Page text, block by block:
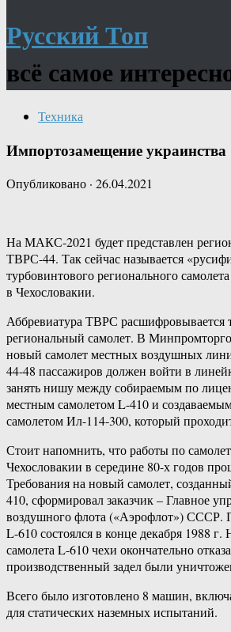
Русский Топ
всё самое
Техника
Импортозамещение украинства
Опубликовано · 26.04.2021
На МАКС-2021 будет представлен
ТВРС-44. Так сейчас называется
турбовинтового регионального
в Чехословакии.
Аббревиатура ТВРС расшифровывается
региональный самолет. В
новый самолет местных воздушных
44-48 пассажиров должен войти в
занять нишу между собираемым по
местным самолетом L-410 и
самолетом Ил-114-300, который
Стоит напомнить, что работы по
Чехословакии в середине 80-х годов
Требования на новый самолет,
410, сформировал заказчик – Главное
воздушного флота («Аэрофлот») СССР.
L-610 состоялся в конце декабря 1988
самолета L-610 чехи окончательно
производственный задел были
Всего было изготовлено 8 машин,
для статических наземных испытаний.